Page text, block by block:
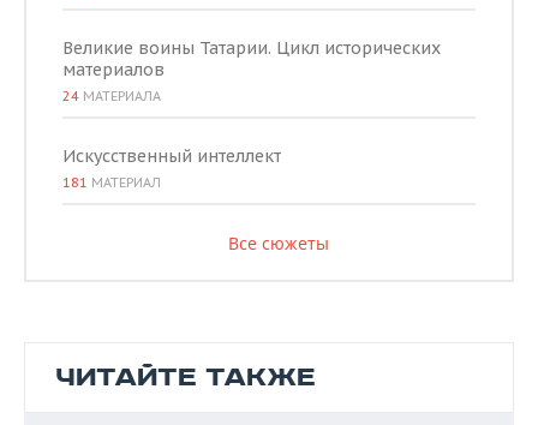
Великие воины Татарии. Цикл исторических
материалов
24 МАТЕРИАЛА
Искусственный интеллект
181 МАТЕРИАЛ
Все сюжеты
ЧИТАЙТЕ ТАКЖЕ